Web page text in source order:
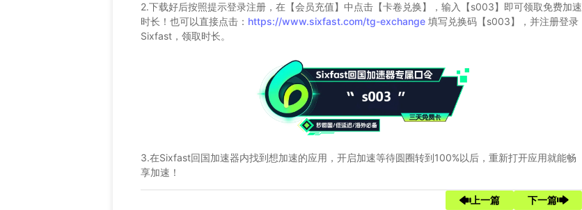
2.下载好后按照提示登录注册，在【会员充值】中点击【卡卷兑换】，输入【s003】即可领取免费加速
时长！也可以直接点击： https://www.sixfast.com/tg-exchange 填写兑换码【s003】，并注册登录
Sixfast，领取时长。
3.在Sixfast回国加速器内找到想加速的应用，开启加速等待圆圈转到100%以后，重新打开应用就能畅
享加速！
上一篇 下一篇